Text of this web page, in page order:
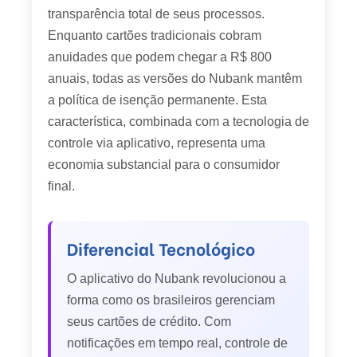
transparência total de seus processos.
Enquanto cartões tradicionais cobram
anuidades que podem chegar a R$ 800
anuais, todas as versões do Nubank mantêm
a política de isenção permanente. Esta
característica, combinada com a tecnologia de
controle via aplicativo, representa uma
economia substancial para o consumidor
final.
Diferencial Tecnológico
O aplicativo do Nubank revolucionou a
forma como os brasileiros gerenciam
seus cartões de crédito. Com
notificações em tempo real, controle de